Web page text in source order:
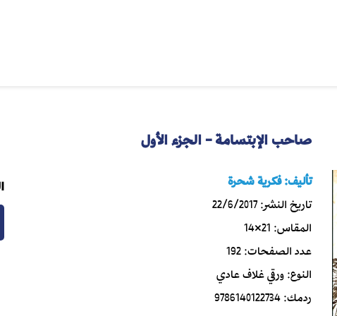
صاحب الإبتسامة - الجزء الأول
تأليف:فكرية شحرة
تاريخ النشر:22/6/2017
المقاس:21×14
عدد الصفحات:192
النوع:ورقي غلاف عادي
ردمك:9786140122734